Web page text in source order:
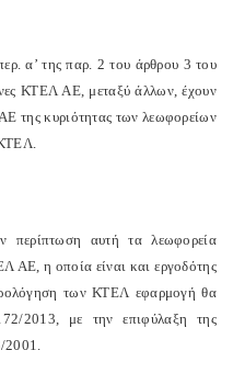
α’ της παρ. 2 του άρθρου 3 του
ΚΤΕΛ ΑΕ, μεταξύ άλλων, έχουν
της κυριότητας των λεωφορείων
ΚΤΕΛ.
περίπτωση αυτή τα λεωφορεία
ΑΕ, η οποία είναι και εργοδότης
των ΚΤΕΛ εφαρμογή θα
2013, με την επιφύλαξη της
2001.